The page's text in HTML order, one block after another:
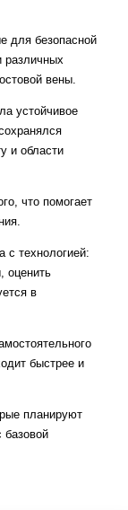
для безопасной
различных
вены.
устойчивое
и области
что помогает
с технологией:
оценить
в
быстрее и
планируют
базовой